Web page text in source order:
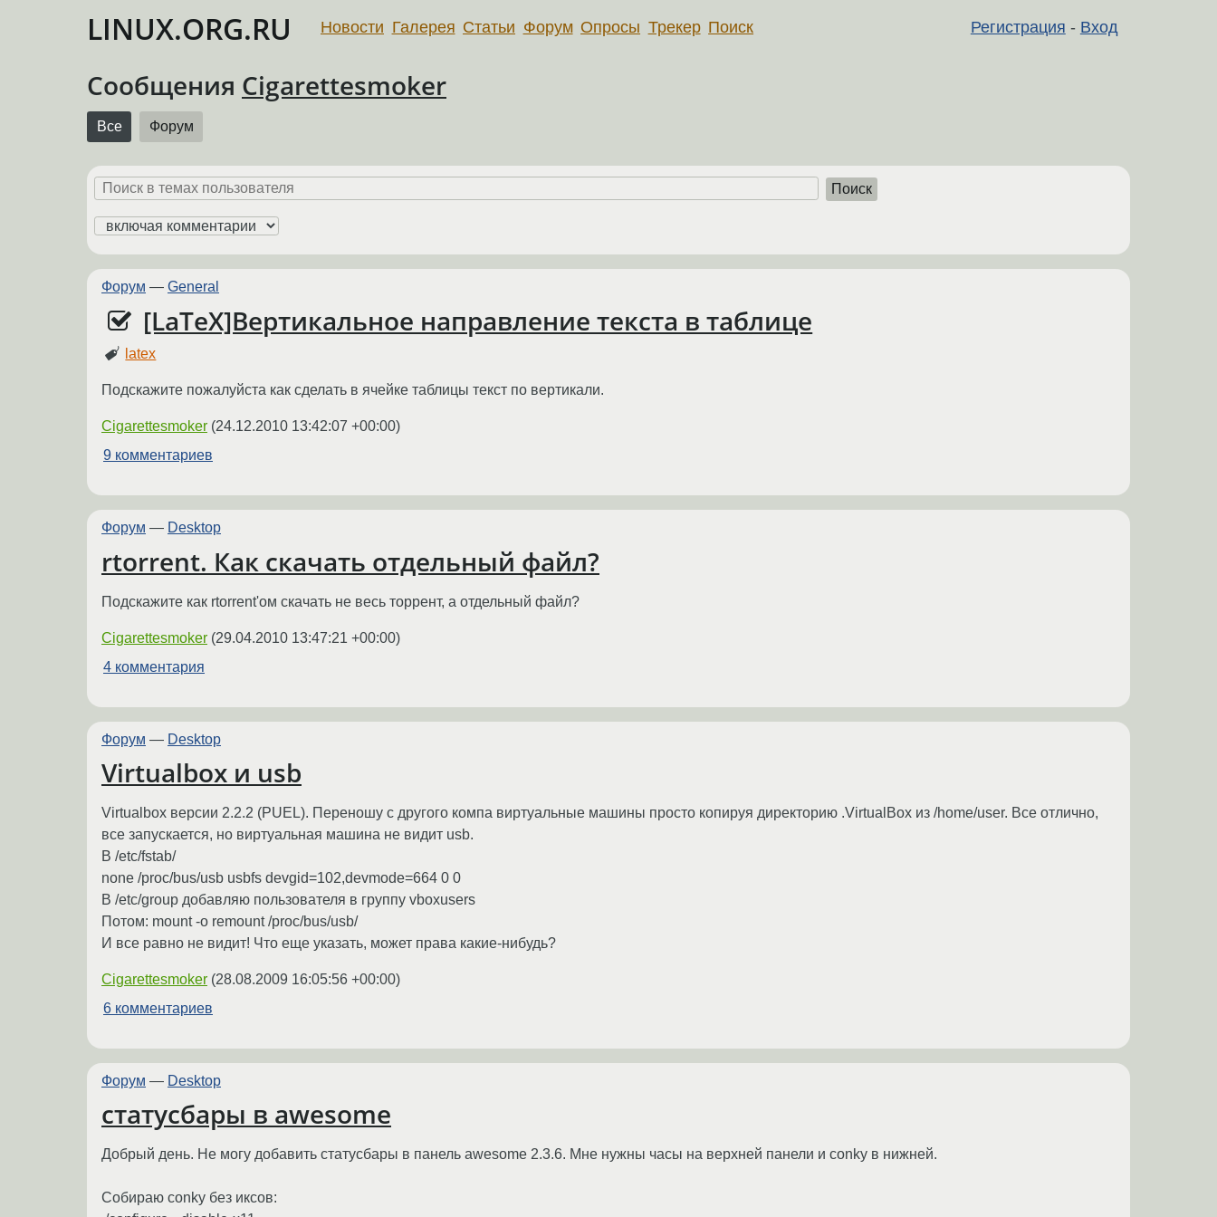
LINUX.ORG.RU Регистрация - Вход
Новости Галерея Статьи Форум Опросы Трекер Поиск
Сообщения Cigarettesmoker
Все Форум
Поиск
Форум — General
[LaTeX]Вертикальное направление текста в таблице
latex
Подскажите пожалуйста как сделать в ячейке таблицы текст по вертикали.
Cigarettesmoker (24.12.2010 13:42:07 +00:00)
9 комментариев
Форум — Desktop
rtorrent. Как скачать отдельный файл?
Подскажите как rtorrent'ом скачать не весь торрент, а отдельный файл?
Cigarettesmoker (29.04.2010 13:47:21 +00:00)
4 комментария
Форум — Desktop
Virtualbox и usb
Virtualbox версии 2.2.2 (PUEL). Переношу с другого компа виртуальные машины просто копируя директорию .VirtualBox из /home/user. Все отлично,
все запускается, но виртуальная машина не видит usb.
В /etc/fstab/
none /proc/bus/usb usbfs devgid=102,devmode=664 0 0
В /etc/group добавляю пользователя в группу vboxusers
Потом: mount -o remount /proc/bus/usb/
И все равно не видит! Что еще указать, может права какие-нибудь?
Cigarettesmoker (28.08.2009 16:05:56 +00:00)
6 комментариев
Форум — Desktop
статусбары в awesome
Добрый день. Не могу добавить статусбары в панель awesome 2.3.6. Мне нужны часы на верхней панели и conky в нижней.
Собираю conky без иксов: